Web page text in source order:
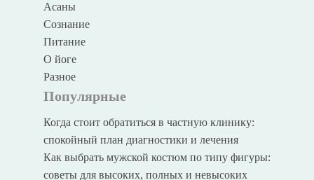
Асаны
Сознание
Питание
О йоге
Разное
Популярные
Когда стоит обратиться в частную клинику:
спокойный план диагностики и лечения
Как выбрать мужской костюм по типу фигуры:
советы для высоких, полных и невысоких